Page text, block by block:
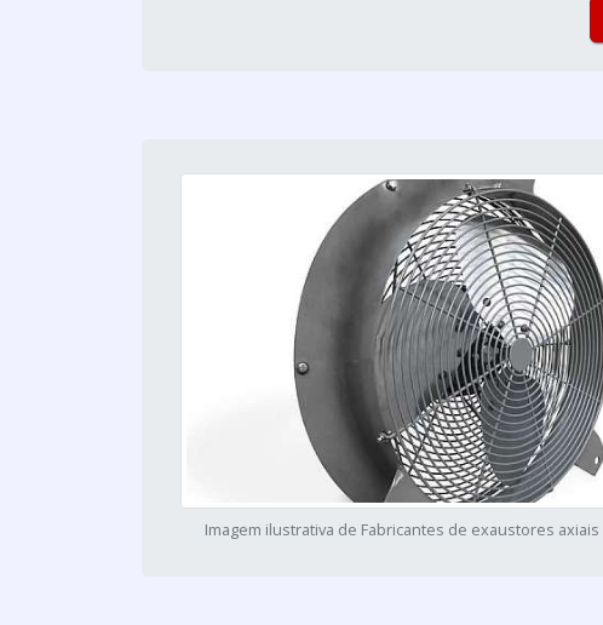
Imagem ilustrativa de Fabricantes de exaustores axiais